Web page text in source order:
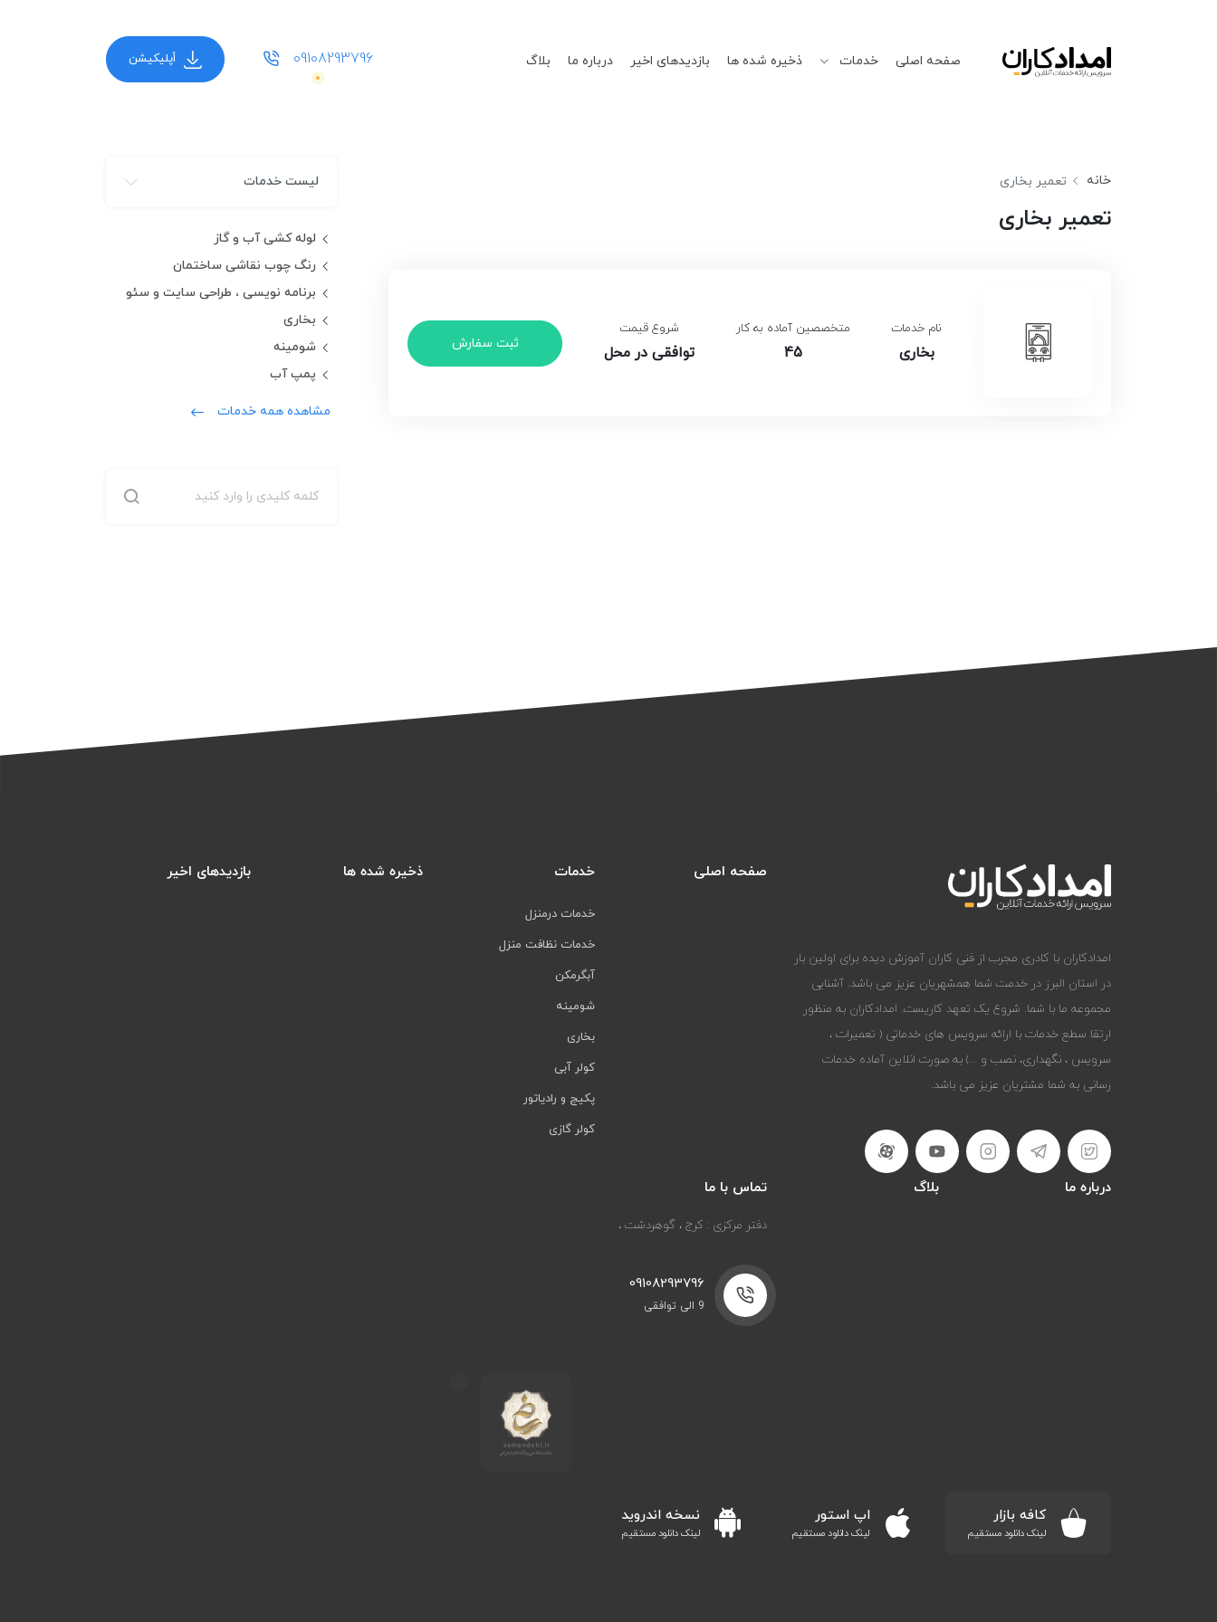
صفحه اصلی خدمات ذخیره شده ها بازدیدهای اخیر درباره ما بلاگ أپلیکیشن 09108293796
خانه تعمیر بخاری
تعمیر بخاری
نام خدمات
بخاری
متخصصین آماده به کار
45
شروع قیمت
توافقی در محل ثبت سفارش
لیست خدمات
لوله کشی آب و گاز
رنگ چوب نقاشی ساختمان
برنامه نویسی ، طراحی سایت و سئو
بخاری
شومینه
پمپ آب
مشاهده همه خدمات
امدادکاران با کادری مجرب از فنی کاران آموزش دیده برای اولین بار
در استان البرز در خدمت شما همشهریان عزیز می باشد. آشنایی
مجموعه ما با شما. شروع یک تعهد کاریست. امدادکاران به منظور
ارتقا سطع خدمات با ارائه سرویس های خدماتی ( تعمیرات ،
سرویس ، نگهداری، نصب و ...) به صورت انلاین آماده خدمات
رسانی به شما مشتریان عزیز می باشد.
صفحه اصلی خدمات
خدمات درمنزل
خدمات نظافت منزل
آبگرمکن
شومینه
بخاری
کولر آبی
پکیج و رادیاتور
کولر گازی
ذخیره شده ها بازدیدهای اخیر
درباره ما بلاگ تماس با ما
دفتر مرکزی : کرج ، گوهردشت ،
09108293796
9 الی توافقی
کافه بازار
لینک دانلود مستقیم
اپ استور
لینک دانلود مستقیم
نسخه اندروید
لینک دانلود مستقیم